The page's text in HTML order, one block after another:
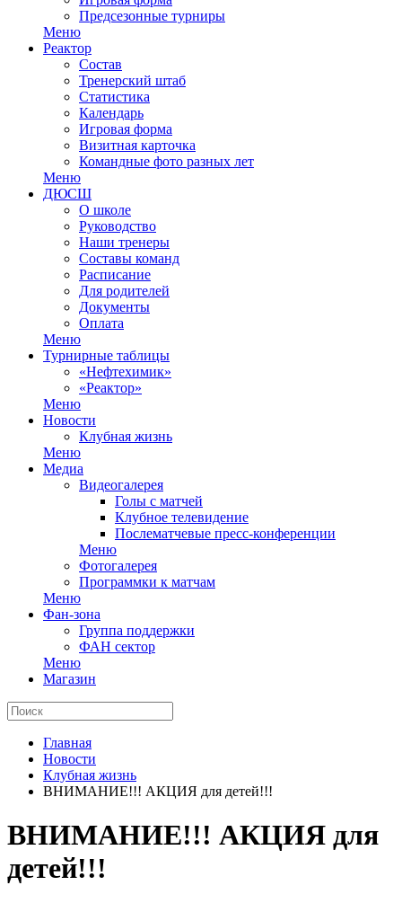
Предсезонные турниры
Меню
Реактор
Состав
Тренерский штаб
Статистика
Календарь
Игровая форма
Визитная карточка
Командные фото разных лет
Меню
ДЮСШ
О школе
Руководство
Наши тренеры
Составы команд
Расписание
Для родителей
Документы
Оплата
Меню
Турнирные таблицы
«Нефтехимик»
«Реактор»
Меню
Новости
Клубная жизнь
Меню
Медиа
Видеогалерея
Голы с матчей
Клубное телевидение
Послематчевые пресс-конференции
Меню
Фотогалерея
Программки к матчам
Меню
Фан-зона
Группа поддержки
ФАН сектор
Меню
Магазин
Главная
Новости
Клубная жизнь
ВНИМАНИЕ!!! АКЦИЯ для детей!!!
ВНИМАНИЕ!!! АКЦИЯ для
детей!!!